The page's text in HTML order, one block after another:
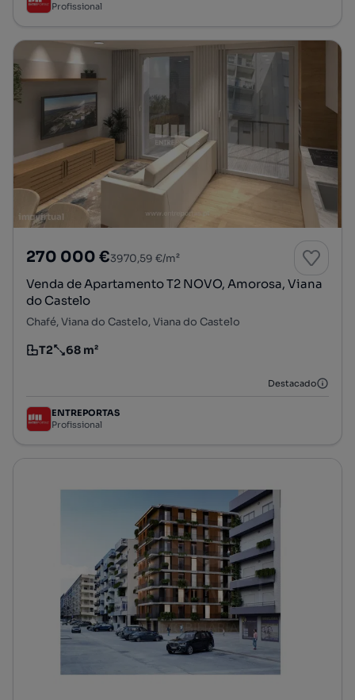
Profissional
270 000 €3970,59 €/m²
Venda de Apartamento T2 NOVO, Amorosa, Viana
do Castelo
Chafé, Viana do Castelo, Viana do Castelo
Tipologia
T2
Preço por metro quadrado
68 m²
Destacado
ENTREPORTAS
Profissional